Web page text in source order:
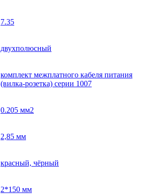
7.35
двухполюсный
комплект межплатного кабеля питания
(вилка-розетка) серии 1007
0.205 мм2
2,85 мм
красный, чёрный
2*150 мм